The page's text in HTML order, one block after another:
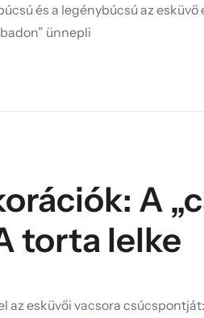
és a legénybúcsú az
ünnepli
A
torta lelke
esküvői vacsora